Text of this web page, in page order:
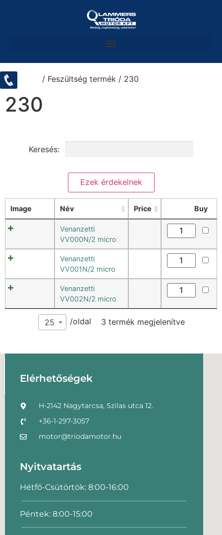
Kezdőlap / Feszültség termék / 230
230
Keresés:
Image Név Price Buy
Venanzetti
VV000N/2 micro
Venanzetti
VV001N/2 micro
Venanzetti
VV002N/2 micro
25 /oldal 3 termék megjelenítve
Elérhetőségek
H-2142 Nagytarcsa, Szilas utca 12.
+36-1-297-3057
motor@triodamotor.hu
Nyitvatartás
Hétfő-Csütörtök: 8:00-16:00
Péntek: 8:00-15:00